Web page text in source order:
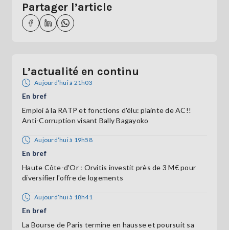
Partager l’article
L’actualité en continu
Aujourd’hui à 21h03
En bref
Emploi à la RATP et fonctions d'élu: plainte de AC!!
Anti-Corruption visant Bally Bagayoko
Aujourd’hui à 19h58
En bref
Haute Côte-d'Or : Orvitis investit près de 3 M€ pour
diversifier l'offre de logements
Aujourd’hui à 18h41
En bref
La Bourse de Paris termine en hausse et poursuit sa